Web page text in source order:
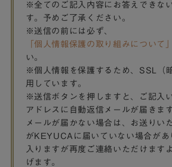
※全てのご記入内容にお答えできな
す。予めご了承ください。
※送信の前には必ず、
「個人情報保護の取り組みについて」
い。
※個人情報を保護するため、SSL（
用しています。
※送信ボタンを押しますと、ご記入
アドレスに自動返信メールが届きます
メールが届かない場合は、お送りい
がKEYUCAに届いていない場合があ
入りますが再度ご連絡いただけます
げます。